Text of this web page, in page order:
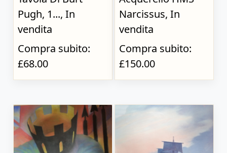
Pugh, 1..., In
vendita
Compra subito:
£68.00
Narcissus, In
vendita
Compra subito:
£150.00